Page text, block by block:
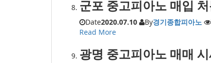
군포 중고피아노 매입
Date2020.07.10 By경기종합피아노
Read More
광명 중고피아노 매매